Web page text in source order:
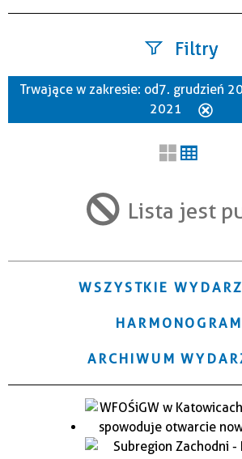
Filtry
Szukana fraza
Trwające w zakresie
Trwające w zakresie: od 7. grudzień
2021
Lista jest
WSZYSTKIE
HARMONOGRAM
ARCHIWUM